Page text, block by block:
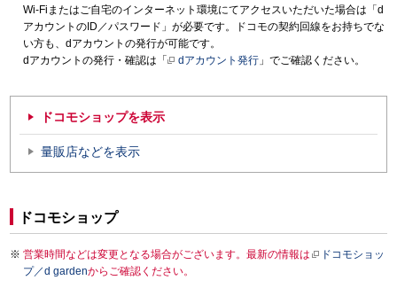
Wi-Fiまたはご自宅のインターネット環境にてアクセスいただいた場合は「d
アカウントのID／パスワード」が必要です。ドコモの契約回線をお持ちでな
い方も、dアカウントの発行が可能です。
dアカウントの発行・確認は「
dアカウント発行 」でご確認ください。
ドコモショップを表示
量販店などを表示
ドコモショップ
営業時間などは変更となる場合がございます。最新の情報は
ドコモショッ
プ／d gardenからご確認ください。